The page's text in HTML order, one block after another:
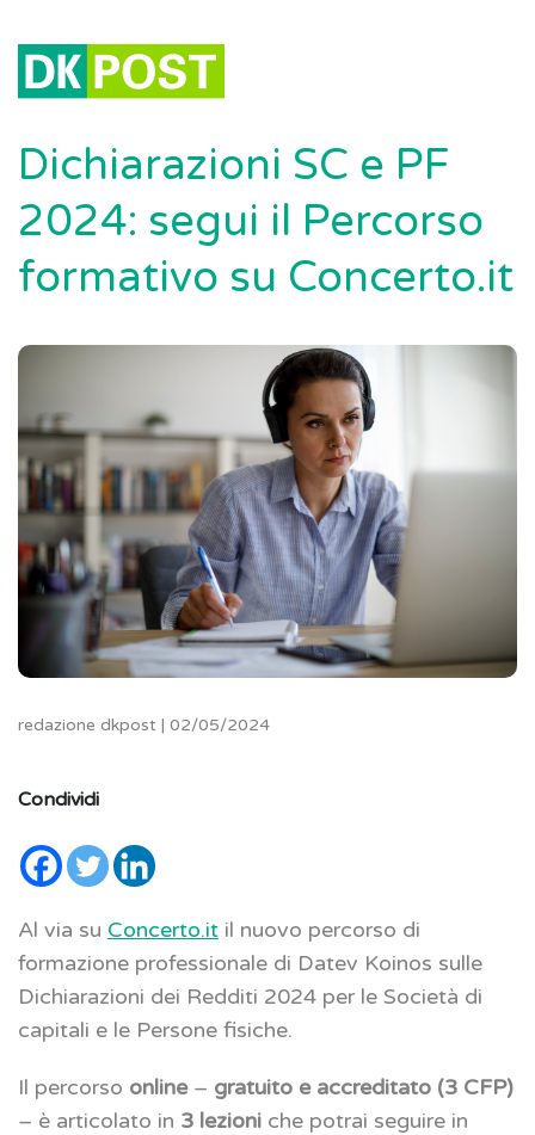
Dichiarazioni SC e PF
2024: segui il Percorso
formativo su Concerto.it
redazione dkpost | 02/05/2024
Condividi
Al via su Concerto.it il nuovo percorso di
formazione professionale di Datev Koinos sulle
Dichiarazioni dei Redditi 2024 per le Società di
capitali e le Persone fisiche.
Il percorso online– gratuito e accreditato (3 CFP)
– è articolato in 3 lezioni che potrai seguire in